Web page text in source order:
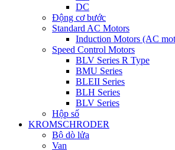
DC
Động cơ bước
Standard AC Motors
Induction Motors (AC
Speed Control Motors
BLV Series R Type
BMU Series
BLEII Series
BLH Series
BLV Series
Hộp số
KROMSCHRODER
Bộ dò lửa
Van